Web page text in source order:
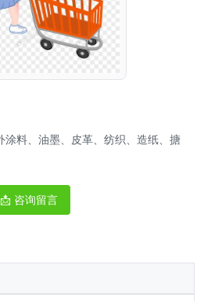
涂料、油墨、皮革、纺织、造纸、搪
📩 咨询留言